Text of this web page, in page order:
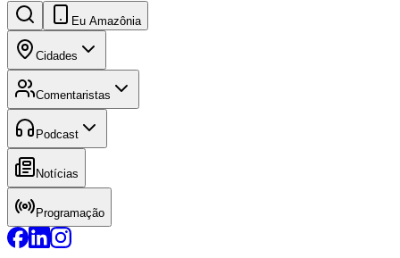
Eu Amazônia
Cidades
Comentaristas
Podcast
Notícias
Programação